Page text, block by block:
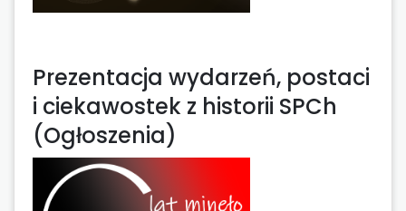
Prezentacja wydarzeń, postaci
i ciekawostek z historii SPCh
(Ogłoszenia)